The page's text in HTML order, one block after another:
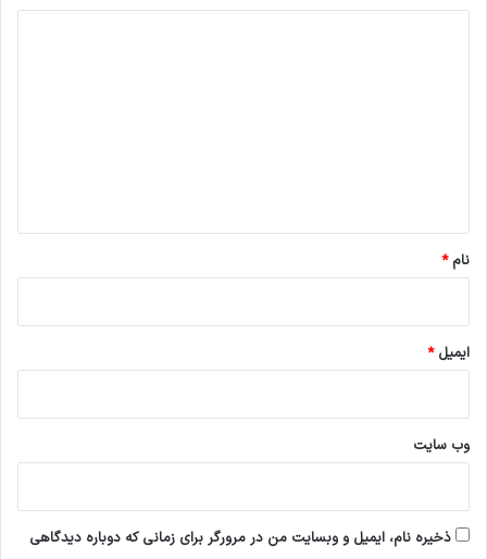
نام*
ایمیل*
وب‌ سایت
ذخیره نام، ایمیل و وبسایت من در مرورگر برای زمانی که دوباره دیدگاهی